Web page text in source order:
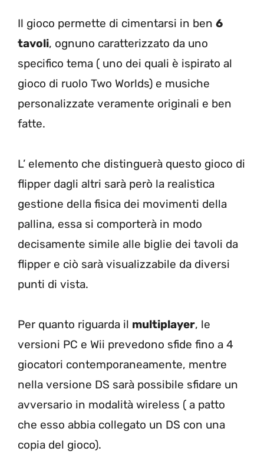
Il gioco permette di cimentarsi in ben 6
tavoli, ognuno caratterizzato da uno
specifico tema ( uno dei quali è ispirato al
gioco di ruolo Two Worlds) e musiche
personalizzate veramente originali e ben
fatte.
L’ elemento che distinguerà questo gioco di
flipper dagli altri sarà però la realistica
gestione della fisica dei movimenti della
pallina, essa si comporterà in modo
decisamente simile alle biglie dei tavoli da
flipper e ciò sarà visualizzabile da diversi
punti di vista.
Per quanto riguarda il multiplayer, le
versioni PC e Wii prevedono sfide fino a 4
giocatori contemporaneamente, mentre
nella versione DS sarà possibile sfidare un
avversario in modalità wireless ( a patto
che esso abbia collegato un DS con una
copia del gioco).